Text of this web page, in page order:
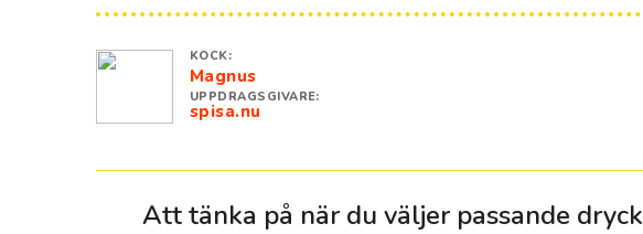
KOCK:
Magnus
UPPDRAGSGIVARE:
spisa.nu
Att tänka på när du väljer passande dryck